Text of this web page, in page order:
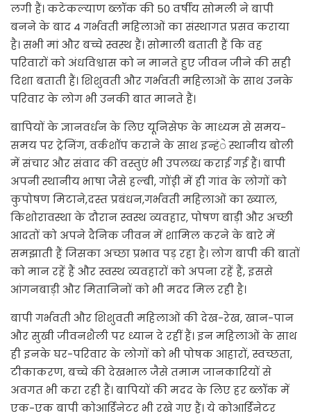
लगी हैं। कटेकल्याण ब्लॉक की 50 वर्षीय सोमली ने बापी
बनने के बाद 4 गर्भवती महिलाओं का संस्थागत प्रसव कराया
है। सभी मां और बच्चे स्वस्थ हैं। सोमाली बताती हैं कि वह
परिवारों को अंधविश्वास को न मानते हुए जीवन जीने की सही
दिशा बताती हैं। शिशुवती और गर्भवती महिलाओं के साथ उनके
परिवार के लोग भी उनकी बात मानते हैं।
बापियों के ज्ञानवर्धन के लिए यूनिसेफ के माध्यम से समय-
समय पर ट्रेनिंग, वर्कशॉप कराने के साथ इन्हंे स्थानीय बोली
में संचार और संवाद की वस्तुएं भी उपलब्ध कराई गई हैं। बापी
अपनी स्थानीय भाषा जैसे हल्बी, गोंड़़ी में ही गांव के लोगों को
कुपोषण मिटाने,दस्त प्रबंधन,गर्भवती महिलाओं का ख्याल,
किशोरावस्था के दौरान स्वस्थ व्यवहार, पोषण बाड़ी और अच्छी
आदतों को अपने दैनिक जीवन में शामिल करने के बारे में
समझाती हैं जिसका अच्छा प्रभाव पड़ रहा है। लोग बापी की बातों
को मान रहें हैं और स्वस्थ व्यवहारों को अपना रहें हैं, इससे
आंगनबाड़ी और मितानिनों को भी मदद मिल रही है।
बापी गर्भवती और शिशुवती महिलाओं की देख-रेख, खान-पान
और सुखी जीवनशैली पर ध्यान दे रहीं हैं। इन महिलाओं के साथ
ही इनके घर-परिवार के लोगों को भी पोषक आहारों, स्वच्छता,
टीकाकरण, बच्चे की देखभाल जैसे तमाम जानकारियों से
अवगत भी करा रही हैं। बापियों की मदद के लिए हर ब्लॉक में
एक-एक बापी कोआर्डिनेटर भी रखे गए हैं। ये कोआर्डिनेटर